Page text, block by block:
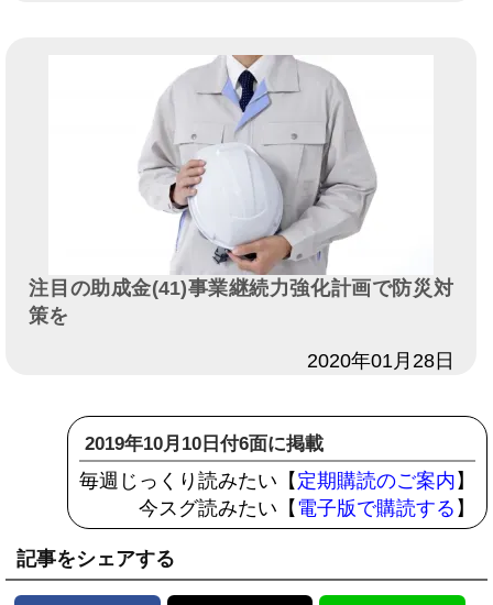
注目の助成金(41)事業継続力強化計画で防災対
策を
2020年01月28日
2019年10月10日付6面に掲載
毎週じっくり読みたい【 定期購読のご案内 】
今スグ読みたい【 電子版で購読する 】
記事をシェアする